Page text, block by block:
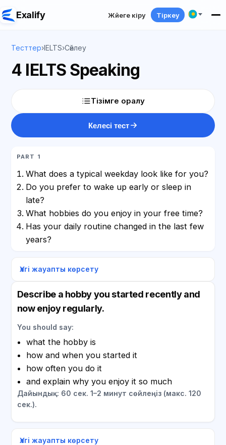
Exalify Жүйеге кіру Тіркеу
Тесттер›IELTS›Сөйлеу
4 IELTS Speaking
Тізімге оралу
Келесі тест
PART 1
What does a typical weekday look like for you?
Do you prefer to wake up early or sleep in
late?
What hobbies do you enjoy in your free time?
Has your daily routine changed in the last few
years?
Үлгі жауапты көрсету
Describe a hobby you started recently and
now enjoy regularly.
You should say:
what the hobby is
how and when you started it
how often you do it
and explain why you enjoy it so much
Дайындық: 60 сек. 1–2 минут сөйлеңіз (макс. 120
сек.).
Үлгі жауапты көрсету